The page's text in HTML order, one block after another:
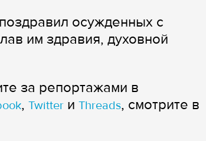
осужденных с
им здравия, духовной
за репортажами в
, Twitter и Threads, смотрите в